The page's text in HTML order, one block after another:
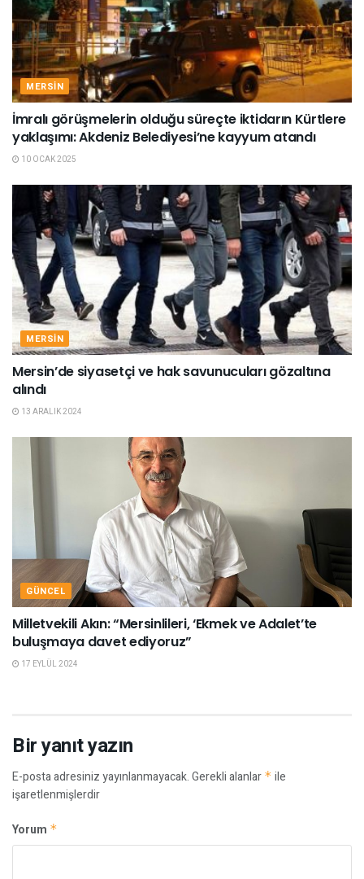
MERSIN
İmralı görüşmelerin olduğu süreçte iktidarın Kürtlere
yaklaşımı: Akdeniz Belediyesi’ne kayyum atandı
10 OCAK 2025
MERSIN
Mersin’de siyasetçi ve hak savunucuları gözaltına
alındı
13 ARALIK 2024
GÜNCEL
Milletvekili Akın: “Mersinlileri, ‘Ekmek ve Adalet’te
buluşmaya davet ediyoruz”
17 EYLÜL 2024
Bir yanıt yazın
E-posta adresiniz yayınlanmayacak.Gerekli alanlar * ile
işaretlenmişlerdir
Yorum *